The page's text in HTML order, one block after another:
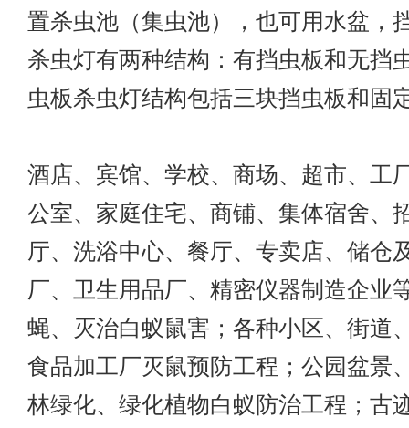
置杀虫池（集虫池），也可用水盆，
杀虫灯有两种结构：有挡虫板和无挡
虫板杀虫灯结构包括三块挡虫板和固
酒店、宾馆、学校、商场、超市、工
公室、家庭住宅、商铺、集体宿舍、
厅、洗浴中心、餐厅、专卖店、储仓
厂、卫生用品厂、精密仪器制造企业
蝇、灭治白蚁鼠害；各种小区、街道
食品加工厂灭鼠预防工程；公园盆景
林绿化、绿化植物白蚁防治工程；古